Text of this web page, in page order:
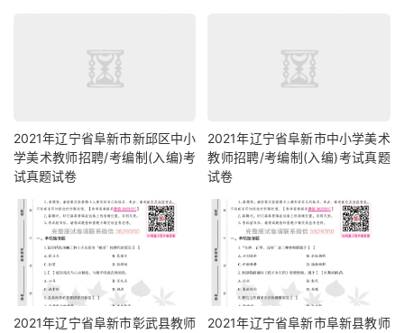
2021年辽宁省阜新市新邱区中小
学美术教师招聘/考编制(入编)考
试真题试卷
2021年辽宁省阜新市中小学美术
教师招聘/考编制(入编)考试真题
试卷
2021年辽宁省阜新市彰武县教师
2021年辽宁省阜新市阜新县教师